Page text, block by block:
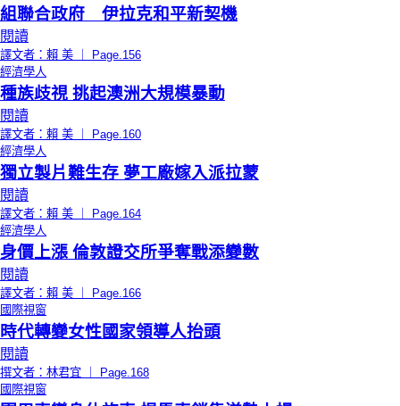
組聯合政府 伊拉克和平新契機
閱讀
譯文者：賴 美 ｜ Page.156
經濟學人
種族歧視 挑起澳洲大規模暴動
閱讀
譯文者：賴 美 ｜ Page.160
經濟學人
獨立製片難生存 夢工廠嫁入派拉蒙
閱讀
譯文者：賴 美 ｜ Page.164
經濟學人
身價上漲 倫敦證交所爭奪戰添變數
閱讀
譯文者：賴 美 ｜ Page.166
國際視窗
時代轉變女性國家領導人抬頭
閱讀
撰文者：林君宜 ｜ Page.168
國際視窗